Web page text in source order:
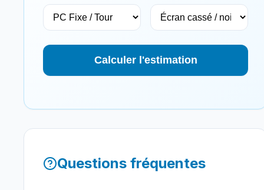
Calculer l'estimation
Questions fréquentes